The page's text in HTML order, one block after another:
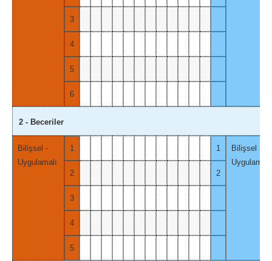
3
4
5
6
2 - Beceriler
Bilişsel -
Uygulamalı
1 1
Bilişsel -
Uygulamalı
2
2
3
4
5